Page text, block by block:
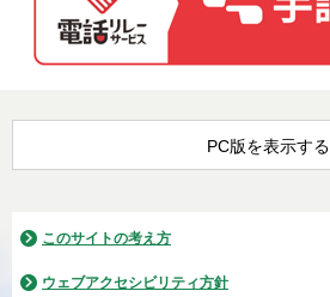
PC版を表示する
このサイトの考え方
ウェブアクセシビリティ方針